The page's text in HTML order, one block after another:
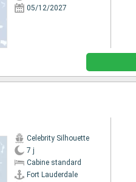
05/12/2027
Celebrity Silhouette
7 j
Cabine standard
Fort Lauderdale